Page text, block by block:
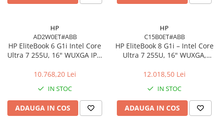
HP
AD2W0ET#ABB
HP EliteBook 6 G1i Intel Core
Ultra 7 255U, 16" WUXGA IPS,
Windows 11 Pro
10.768,20 Lei
IN STOC
ADAUGA IN COS
HP
C15B0ET#ABB
HP EliteBook 8 G1i – Intel Core
Ultra 7 255U, 16" WUXGA,
11 Pro
12.018,50 Lei
IN STOC
ADAUGA IN COS